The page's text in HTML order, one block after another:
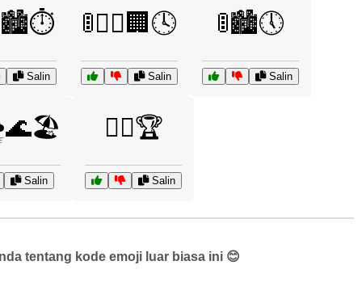
Salin
🚦🏃‍♂️🏢🕓
Salin
🚦🏙️🕔
Salin
Salin
🏃‍♀️🏆
Salin
tentang kode emoji luar biasa ini 😊